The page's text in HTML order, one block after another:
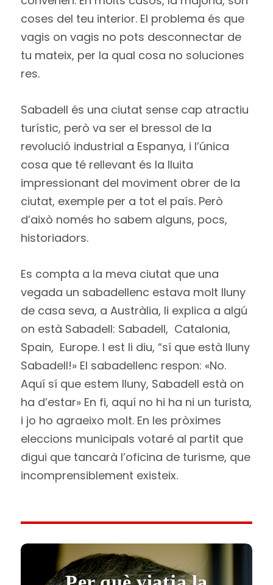
coses del teu interior. El problema és que
vagis on vagis no pots desconnectar de
tu mateix, per la qual cosa no soluciones
res.
Sabadell és una ciutat sense cap atractiu
turístic, però va ser el bressol de la
revolució industrial a Espanya, i l’única
cosa que té rellevant és la lluita
impressionant del moviment obrer de la
ciutat, exemple per a tot el país. Però
d’això només ho sabem alguns, pocs,
historiadors.
Es compta a la meva ciutat que una
vegada un sabadellenc estava molt lluny
de casa seva, a Austràlia, li explica a algú
on està Sabadell: Sabadell, Catalonia,
Spain, Europe. I est li diu, “sí que està lluny
Sabadell!» El sabadellenc respon: «No.
Aquí sí que estem lluny, Sabadell està on
ha d’estar» En fi, aquí no hi ha ni un turista,
i jo ho agraeixo molt. En les pròximes
eleccions municipals votaré al partit que
digui que tancarà l’oficina de turisme, que
incomprensiblement existeix.